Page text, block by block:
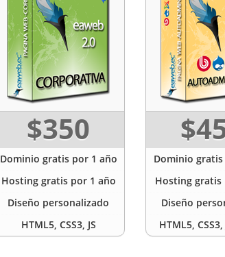
$350
Dominio gratis por 1 año
Hosting gratis por 1 año
Diseño personalizado
HTML5, CSS3, JS
Dominio
Hosting gratis
Diseño
HTML5,